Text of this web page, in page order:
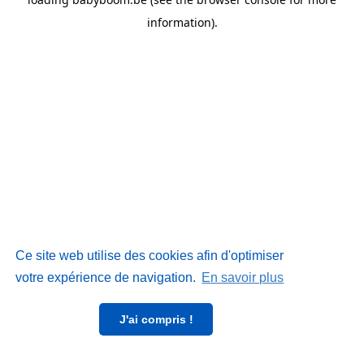
Ce site web utilise des cookies afin d'optimiser
votre expérience de navigation. En savoir plus
J'ai compris !
information).